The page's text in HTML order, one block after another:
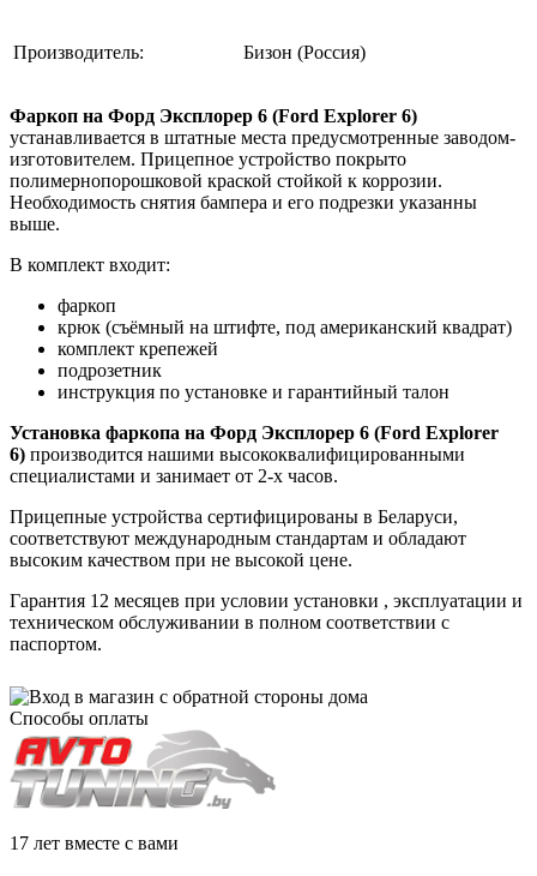
Производитель: Бизон (Россия)
Фаркоп на Форд Эксплорер 6 (Ford Explorer 6)
устанавливается в штатные места предусмотренные заводом-
изготовителем. Прицепное устройство покрыто
полимернопорошковой краской стойкой к коррозии.
Необходимость снятия бампера и его подрезки указанны
выше.
В комплект входит:
фаркоп
крюк (съёмный на штифте, под американский квадрат)
комплект крепежей
подрозетник
инструкция по установке и гарантийный талон
Установка фаркопа на Форд Эксплорер 6 (Ford Explorer
6) производится нашими высококвалифицированными
специалистами и занимает от 2-х часов.
Прицепные устройства сертифицированы в Беларуси,
соответствуют международным стандартам и обладают
высоким качеством при не высокой цене.
Гарантия 12 месяцев при условии установки , эксплуатации и
техническом обслуживании в полном соответствии с
паспортом.
Способы оплаты
17 лет вместе с вами